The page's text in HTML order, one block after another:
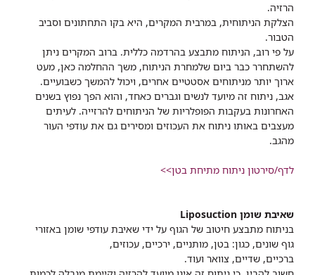
הרזיה.
הצלקת הניתוחית, במרבית המקרים, היא בקו התחתונים וסביב
הטבור.
על פי רוב, הניתוח מתבצע בהרדמה כללית. ברוב המקרים ניתן
להשתחרר כבר ביום שלמחרת הניתוח, משך ההחלמה כאן, מעט
ארוך יותר מניתוחים אסטטיים אחרים, ויכול להמשך כשבועיים.
אגב, ניתוח זה מיועד לנשים וגברים כאחד, והוא הפך נפוץ בשנים
האחרונות בעקבות הפופלריות של הניתוחים להרזייה. לעיתים
מעצבים באותו ניתוח את העכוזים ומסירים גם את עודפי העור
מהגב.
לדף/סירטון ניתוח מתיחת בטן>>
שאיבת שומן Liposuction
בניתוח מתבצע חיטוב של הגוף על ידי שאיבת עודפי שומן באזורי
גוף שונים, כגון: בטן, מותניים, ירכיים, עכוזים,
ברכיים, שדיים, צוואר ועוד.